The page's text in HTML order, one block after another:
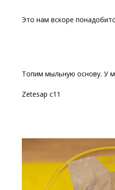
Это нам вскоре
Топим мыльную основу. У
Zetesap c11